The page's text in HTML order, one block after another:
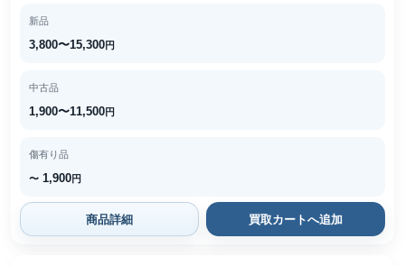
新品
3,800〜15,300円
中古品
1,900〜11,500円
傷有り品
〜 1,900円
商品詳細 買取カートへ追加